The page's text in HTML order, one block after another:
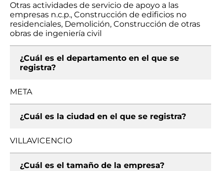
Otras actividades de servicio de apoyo a las
empresas n.c.p., Construcción de edificios no
residenciales, Demolición, Construcción de otras
obras de ingeniería civil
¿Cuál es el departamento en el que se
registra?
META
¿Cuál es la ciudad en el que se registra?
VILLAVICENCIO
¿Cuál es el tamaño de la empresa?